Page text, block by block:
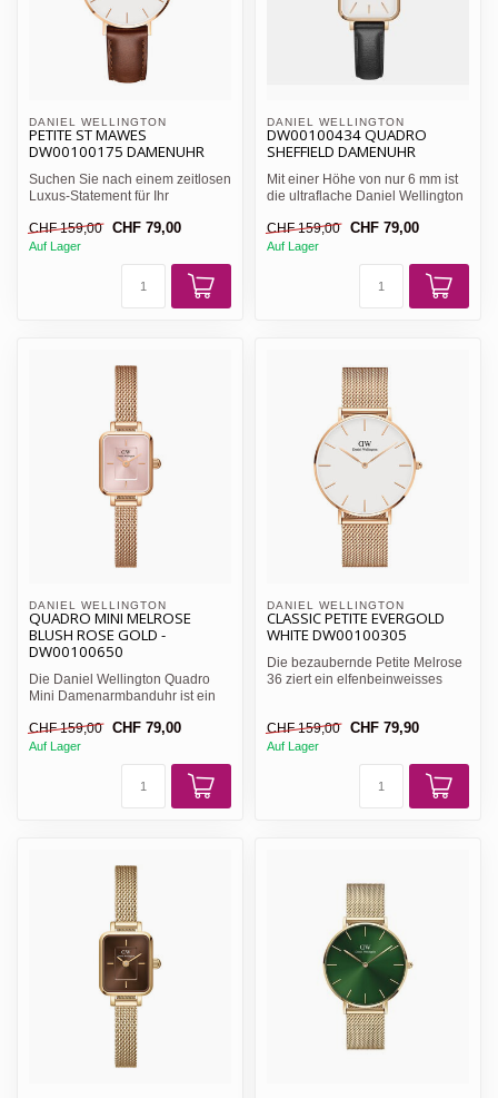
DANIEL WELLINGTON
PETITE ST MAWES
DW00100175 DAMENUHR
Suchen Sie nach einem zeitlosen
Luxus-Statement für Ihr
CHF 159,00
CHF 79,00
Auf Lager
DANIEL WELLINGTON
DW00100434 QUADRO
SHEFFIELD DAMENUHR
Mit einer Höhe von nur 6 mm ist
die ultraflache Daniel Wellington
CHF 159,00
CHF 79,00
Auf Lager
DANIEL WELLINGTON
QUADRO MINI MELROSE
BLUSH ROSE GOLD -
DW00100650
Die Daniel Wellington Quadro
Mini Damenarmbanduhr ist ein
CHF 159,00
CHF 79,00
Auf Lager
DANIEL WELLINGTON
CLASSIC PETITE EVERGOLD
WHITE DW00100305
Die bezaubernde Petite Melrose
36 ziert ein elfenbeinweisses
CHF 159,00 CHF 79,90
Auf Lager